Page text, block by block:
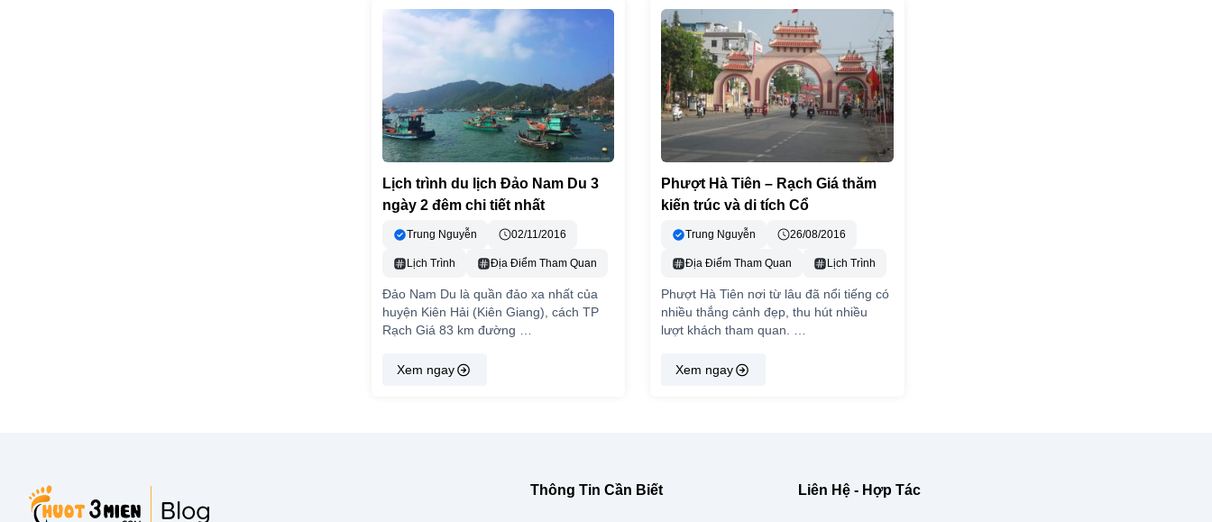
Lịch trình du lịch Đảo Nam Du 3
ngày 2 đêm chi tiết nhất
Trung Nguyễn 02/11/2016
Lịch Trình Địa Điểm Tham Quan
Đảo Nam Du là quần đảo xa nhất của
huyện Kiên Hải (Kiên Giang), cách TP
Rạch Giá 83 km đường …
Xem ngay
Phượt Hà Tiên – Rạch Giá thăm
kiến trúc và di tích Cổ
Trung Nguyễn 26/08/2016
Địa Điểm Tham Quan Lịch Trình
Phượt Hà Tiên nơi từ lâu đã nổi tiếng có
nhiều thắng cảnh đẹp, thu hút nhiều
lượt khách tham quan. …
Xem ngay
Thông Tin Cần Biết Liên Hệ - Hợp Tác